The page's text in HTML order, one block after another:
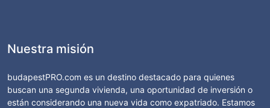
Nuestra misión
budapestPRO.com es un destino destacado para quienes
buscan una segunda vivienda, una oportunidad de inversión o
están considerando una nueva vida como expatriado. Estamos